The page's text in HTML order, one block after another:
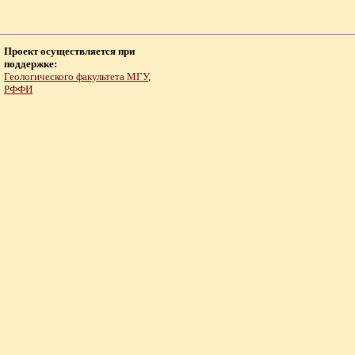
Проект осуществляется при
поддержке:
Геологического факультета МГУ,
РФФИ